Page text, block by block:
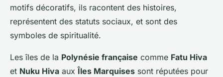
motifs décoratifs, ils racontent des histoires,
représentent des statuts sociaux, et sont des
symboles de spiritualité.
Les îles de la Polynésie française comme Fatu Hiva
et Nuku Hiva aux Îles Marquises sont réputées pour